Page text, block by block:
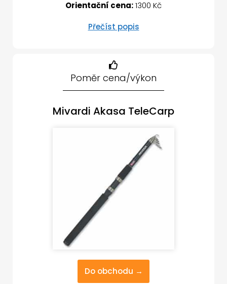
Orientační cena:1300 Kč
Přečíst popis
Poměr cena/výkon
Mivardi Akasa TeleCarp
Do obchodu →